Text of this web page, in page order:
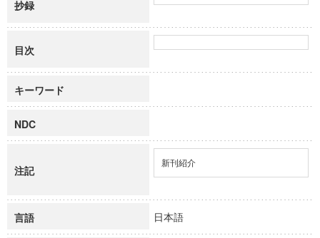
抄録
目次
キーワード
NDC
注記
新刊紹介
言語 日本語